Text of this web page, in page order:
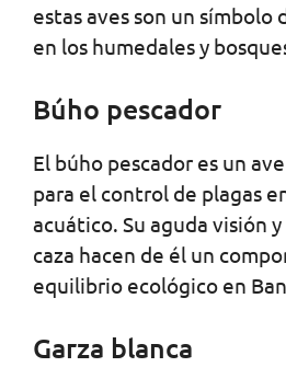
estas aves son un símbolo
en los humedales y
Búho pescador
El búho pescador es un
para el control de plagas
acuático. Su aguda visión
caza hacen de él un
equilibrio ecológico en
Garza blanca